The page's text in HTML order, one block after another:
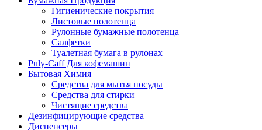
Гигиенические покрытия
Листовые полотенца
Рулонные бумажные полотенца
Салфетки
Туалетная бумага в рулонах
Puly-Caff Для кофемашин
Бытовая Химия
Средства для мытья посуды
Средства для стирки
Чистящие средства
Дезинфицирующие средства
Диспенсеры